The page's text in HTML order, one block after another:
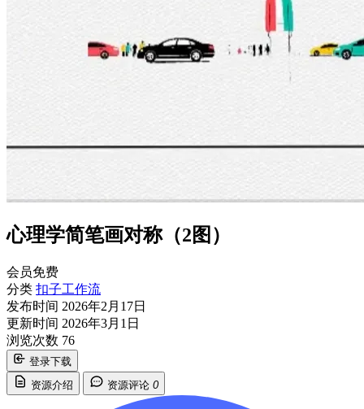
心理学简笔画对称（2图）
会员免费
分类 扣子工作流
发布时间 2026年2月17日
更新时间 2026年3月1日
浏览次数 76
登录下载
资源介绍
资源评论 0